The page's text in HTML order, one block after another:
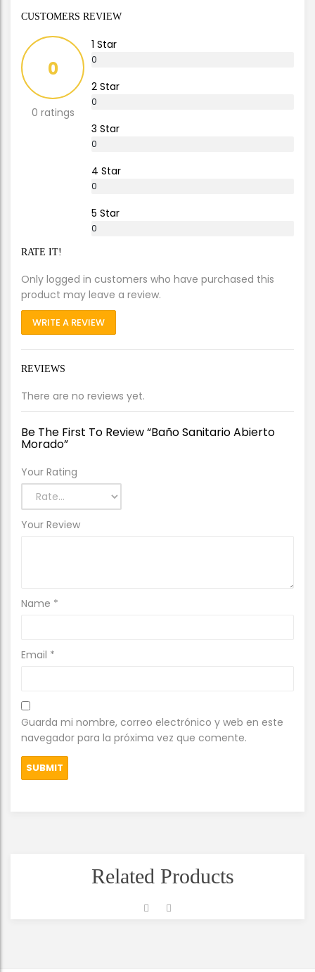
CUSTOMERS REVIEW
0
0 ratings
1 Star
0
2 Star
0
3 Star
0
4 Star
0
5 Star
0
RATE IT!
Only logged in customers who have purchased this
product may leave a review.
WRITE A REVIEW
REVIEWS
There are no reviews yet.
Be The First To Review “Baño Sanitario Abierto
Morado”
Your Rating
Your Review
Name *
Email *
Guarda mi nombre, correo electrónico y web en este
navegador para la próxima vez que comente.
Related Products